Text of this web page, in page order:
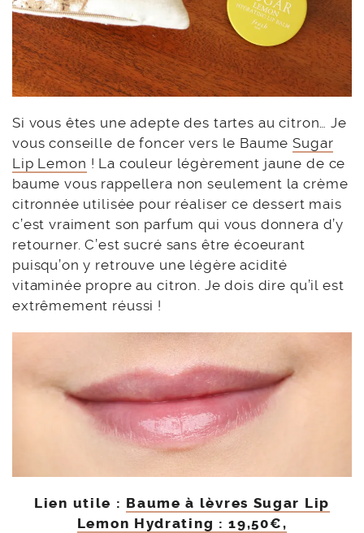
Si vous êtes une adepte des tartes au citron… Je
vous conseille de foncer vers le BaumeSugar
Lip Lemon ! La couleur légèrement jaune de ce
baume vous rappellera non seulement la crème
citronnée utilisée pour réaliser ce dessert mais
c’est vraiment son parfum qui vous donnera d’y
retourner. C’est sucré sans être écoeurant
puisqu’on y retrouve une légère acidité
vitaminée propre au citron. Je dois dire qu’il est
extrêmement réussi !
Lien utile : Baume à lèvres Sugar Lip
Lemon Hydrating : 19,50€,